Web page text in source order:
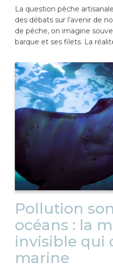
La question pêche
des débats sur l’avenir de
de pêche, on imagine
barque et ses filets. La
Pollution
océans : la
invisible qui
marine